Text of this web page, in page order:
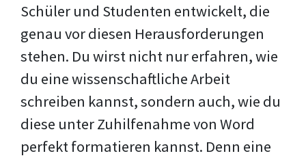
Schüler und Studenten entwickelt, die
genau vor diesen Herausforderungen
stehen. Du wirst nicht nur erfahren, wie
du eine wissenschaftliche Arbeit
schreiben kannst, sondern auch, wie du
diese unter Zuhilfenahme von Word
perfekt formatieren kannst. Denn eine